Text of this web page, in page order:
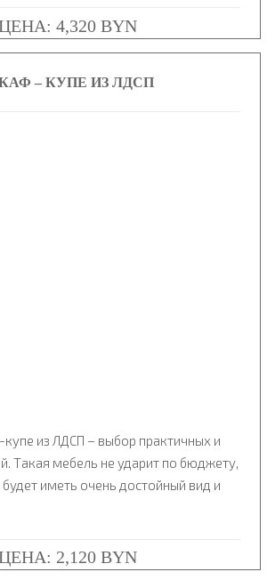
4,320 BYN
– КУПЕ ИЗ ЛДСП
из ЛДСП – выбор практичных и
Такая мебель не ударит по бюджету,
иметь очень достойный вид и
2,120 BYN